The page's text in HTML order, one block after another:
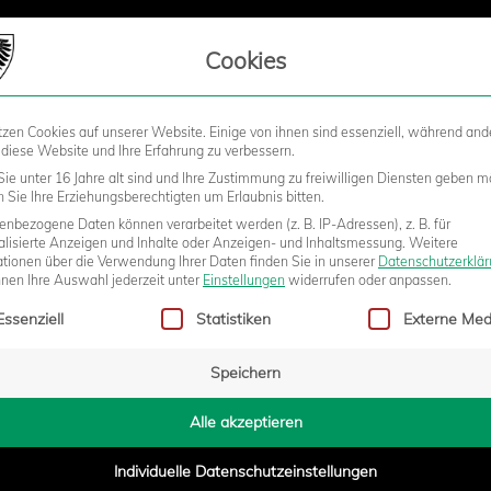
STADION BUSINESS KIDS
GROSSASPACH
um nichts mehr geht, ist es doch immer etwas Besonderes,
kurzer Anstieg vom Parkplatz zum Stadion, vorbei am
Man muss etwas genauer hinschauen, um das Stadion hinter
Cookies
Cookies auf unserer Website. Einige von ihnen sind essenziell, während
Website und Ihre Erfahrung zu verbessern.
unter 16 Jahre alt sind und Ihre Zustimmung zu freiwilligen Diensten geben
Sie Ihre Erziehungsberechtigten um Erlaubnis bitten.
Daten können verarbeitet werden (z. B. IP-Adressen), z. B. für
Anzeigen und Inhalte oder Anzeigen- und Inhaltsmessung. Weitere
über die Verwendung Ihrer Daten finden Sie in unserer
Ihre Auswahl jederzeit unter Einstellungen widerrufen oder anpassen.
eine Liste der Service-Gruppen, für die eine Einwilligung erteilt
Statistiken Externe
Speichern
Alle akzeptieren
Individuelle Datenschutzeinstellungen